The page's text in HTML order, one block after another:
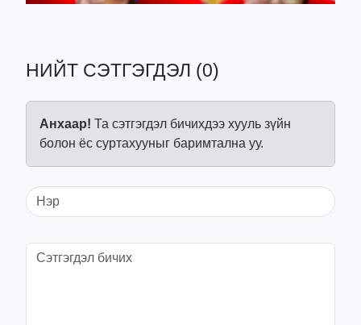
НИЙТ СЭТГЭГДЭЛ (0)
Анхаар! Та сэтгэгдэл бичихдээ хууль зүйн
болон ёс суртахууныг баримтална уу.